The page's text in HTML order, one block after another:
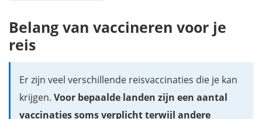
COVID-19 (Coronavirus)
Hepatitis A
Hepatitis B
Gele koorts
Buiktyfus
Belang van vaccineren voor je
reis
Er zijn veel verschillende reisvaccinaties die je kan
krijgen. Voor bepaalde landen zijn een aantal
vaccinaties soms verplicht terwijl andere